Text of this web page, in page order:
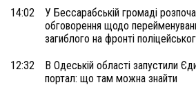
14:02
У Бессарабській громаді
обговорення щодо
загиблого на фронті
12:32
В Одеській області запустили
портал: що там можна знайти